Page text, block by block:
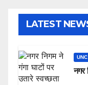
LATEST
नगर